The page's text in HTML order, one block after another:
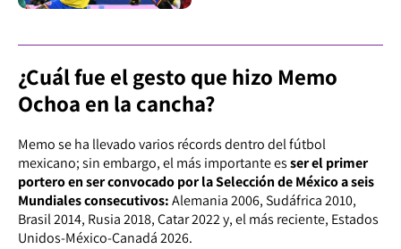
¿Cuál fue el gesto que hizo Memo
Ochoa en la cancha?
Memo se ha llevado varios récords dentro del fútbol
mexicano; sin embargo, el más importante esser el primer
portero en ser convocado por la Selección de México a seis
Mundiales consecutivos:Alemania 2006, Sudáfrica 2010,
Brasil 2014, Rusia 2018, Catar 2022 y, el más reciente, Estados
Unidos-México-Canadá 2026.